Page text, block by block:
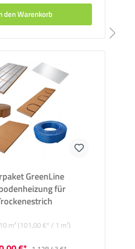
den Warenkorb
GreenLine
für
10 m² (101,00 €* / 1 m²)